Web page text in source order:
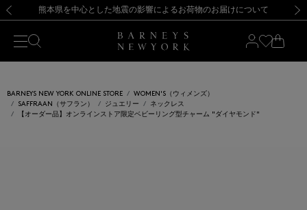
新規登録のお客様も対象！＜MY BARNEYS＞会員のお客様は11,000円（税込）以上のお買上げで常時送料無料！お買い物の際は会員登録を！
【夏季休業に伴う返品・交換承り一時停止のお知らせ】（2026.8.5）
熊本県を中心とした地震の影響によるお荷物のお届けについて
【開催中】SUMMER SALEのご案内・ご注意事項 新規登録のお客様も対象！＜MY BARNEYS＞会員のお客様は11,000円（税込）以上のお買上げで常時送料無料！お買い物の際は会員登録を！
【夏季休業に伴う返品・交換承り一時停止のお知らせ】（2026.8.5）
BARNEYS NEW YORK ONLINE STORE
WOMEN'S（ウィメンズ）
SAFFRAAN（サフラン）
ジュエリー
ネックレス
【オーダー品】オンラインストア限定ベビーリング型チャーム "ダイヤモンド"